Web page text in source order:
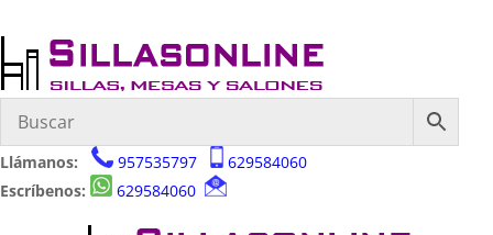
Llámanos: 957535797
629584060
Escríbenos:
629584060